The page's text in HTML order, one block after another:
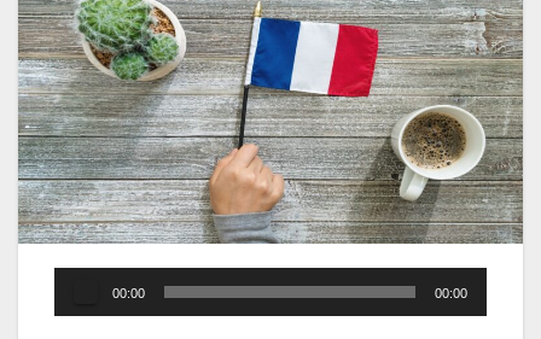
Player
00:00 00:00